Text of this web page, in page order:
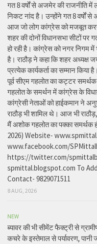
गत 8 वर्षों से अजमेर की राजनीति
निकट नांद है। उन्होंने गत 8 वर्षों
आज जो लोग कांग्रेस को मजबूत
शहर की दोनों विधानसभा सीटों पर
हो रही है। कांग्रेस को नगर निगम में
है। राठौड़ ने कहा कि शहर
प्रत्येक कार्यकर्ता का सम्मान किया
पूर्व सीएम गहलोत का कट्टर
गहलोत के समर्थन में कांग्रेस के
कांग्रेसी नेताओं को हाईकमान ने
राठौड़ भी शामिल थे। आज भी
मैं अशोक गहलोत का पक्का समर्थक
2026) Website-
www.facebook.com/
https://twitter.com/
spmittal.blogspot.com To
Contact- 9829071511
8 AUG, 2026
NEW
ब्यावर की भी सीमेंट फैक्ट्री से
कचरे के इस्तेमाल से पर्यावरण, पानी